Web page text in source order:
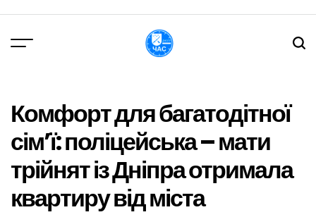
вмісту
Комфорт для багатодітної
сім’ї: поліцейська – мати
трійнят із Дніпра отримала
квартиру від міста